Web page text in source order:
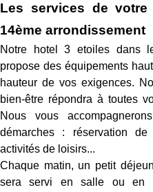
Les services de
14ème arrondissement
Notre hotel 3 etoiles dans
propose des équipements
hauteur de vos exigences.
bien-être répondra à toutes
Nous vous
démarches : réservation de
activités de loisirs...
Chaque matin, un petit
sera servi en salle ou en